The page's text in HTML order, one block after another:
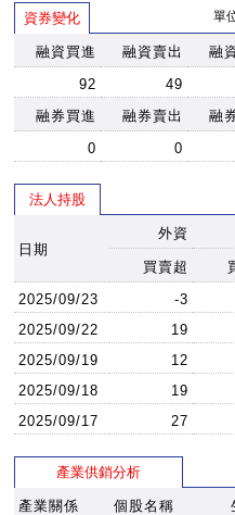
資券變化 單
融資買進 融資賣出 融
92
49
融券買進
融券賣出 融
0
0
法人持股
日期
外資
買賣超
2025/09/23
-3
2025/09/22
19
2025/09/19
12
2025/09/18
19
2025/09/17
27
產業供銷分析
產業關係 個股名稱